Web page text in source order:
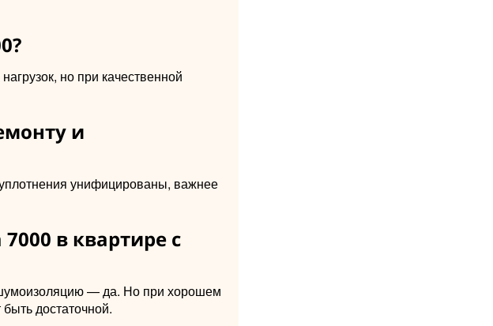
но при качественной
и
унифицированы, важнее
в квартире с
— да. Но при хорошем
достаточной.